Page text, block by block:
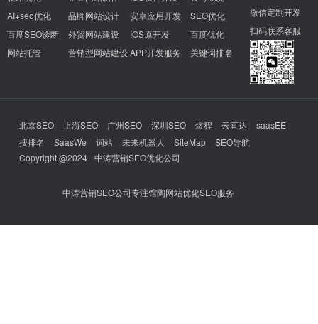
AI+seo优化
百度SEO诊断
网站托管
品牌网站设计
外贸网站建设
营销型网站建设
安卓应用开发
IOS原开发
APP开发服务
SEO优化
百度优化
关键词排名
微信定制开发
扫码联系客服
北京SEO 上海SEO 广州SEO 深圳SEO 煜程 云直达
saasEE
搜排名
SaasWe 词站 未来机器人 SiteMap
SEO导航
Copyright @2024 中涛营销SEO优化公司
中涛营销SEO公司专注馆陶网站优化SEO服务